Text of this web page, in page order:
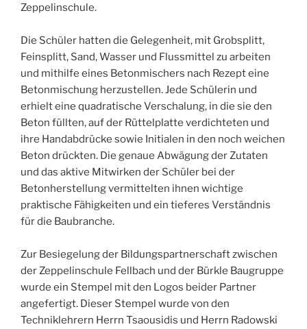
Zeppelinschule.
Die Schüler hatten die Gelegenheit, mit Grobsplitt,
Feinsplitt, Sand, Wasser und Flussmittel zu arbeiten
und mithilfe eines Betonmischers nach Rezept eine
Betonmischung herzustellen. Jede Schülerin und
erhielt eine quadratische Verschalung, in die sie den
Beton füllten, auf der Rüttelplatte verdichteten und
ihre Handabdrücke sowie Initialen in den noch weichen
Beton drückten. Die genaue Abwägung der Zutaten
und das aktive Mitwirken der Schüler bei der
Betonherstellung vermittelten ihnen wichtige
praktische Fähigkeiten und ein tieferes Verständnis
für die Baubranche.
Zur Besiegelung der Bildungspartnerschaft zwischen
der Zeppelinschule Fellbach und der Bürkle Baugruppe
wurde ein Stempel mit den Logos beider Partner
angefertigt. Dieser Stempel wurde von den
Techniklehrern Herrn Tsaousidis und Herrn Radowski